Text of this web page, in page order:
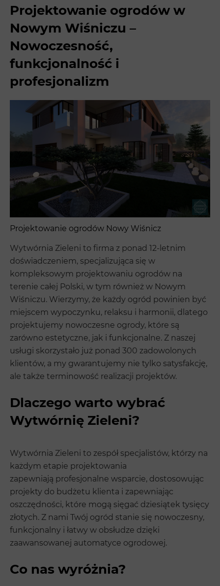
Projektowanie ogrodów w
Nowym Wiśniczu –
Nowoczesność,
funkcjonalność i
profesjonalizm
Projektowanie ogrodów Nowy Wiśnicz
Wytwórnia Zieleni to firma z ponad 12-letnim
doświadczeniem, specjalizująca się w
kompleksowym projektowaniu ogrodów na
terenie całej Polski, w tym również w Nowym
Wiśniczu. Wierzymy, że każdy ogród powinien być
miejscem wypoczynku, relaksu i harmonii, dlatego
projektujemy nowoczesne ogrody, które są
zarówno estetyczne, jak i funkcjonalne. Z naszej
usługi skorzystało już ponad 300 zadowolonych
klientów, a my gwarantujemy nie tylko satysfakcję,
ale także terminowość realizacji projektów.
Dlaczego warto wybrać
Wytwórnię Zieleni?
Wytwórnia Zieleni to zespół specjalistów, którzy na
każdym etapie projektowania
zapewniają profesjonalne wsparcie, dostosowując
projekty do budżetu klienta i zapewniając
oszczędności, które mogą sięgać dziesiątek tysięcy
złotych. Z nami Twój ogród stanie się nowoczesny,
funkcjonalny i łatwy w obsłudze dzięki
zaawansowanej automatyce ogrodowej.
Co nas wyróżnia?